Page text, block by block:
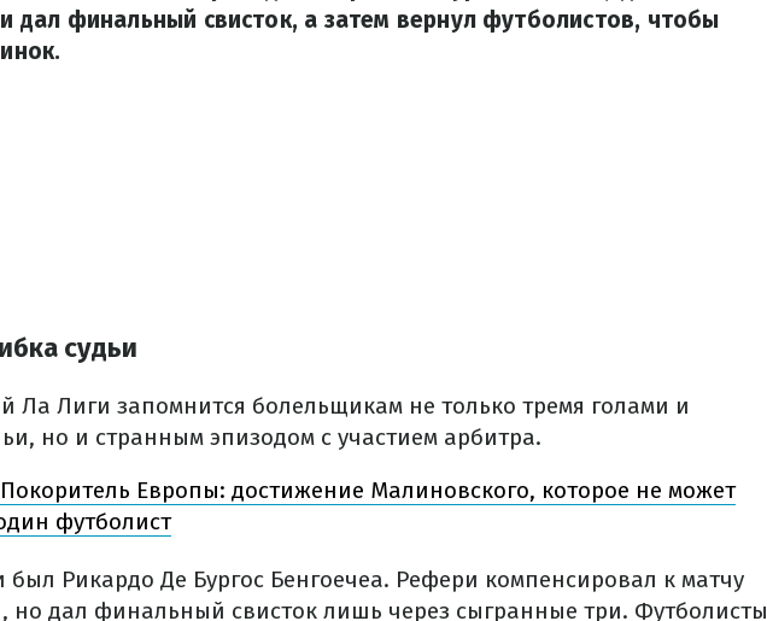
дал финальный свисток, а затем вернул футболистов, чтобы
судьи
Ла Лиги запомнится болельщикам не только тремя голами и
но и странным эпизодом с участием арбитра.
Покоритель Европы: достижение Малиновского, которое не может
футболист
был Рикардо Де Бургос Бенгоечеа. Рефери компенсировал к матчу
но дал финальный свисток лишь через сыгранные три. Футболисты